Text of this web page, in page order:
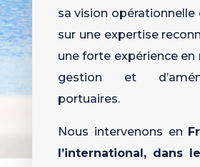
sa vision opérationnelle
sur une expertise
une forte expérience
gestion et
portuaires.
Nous intervenons en
l’international, dans